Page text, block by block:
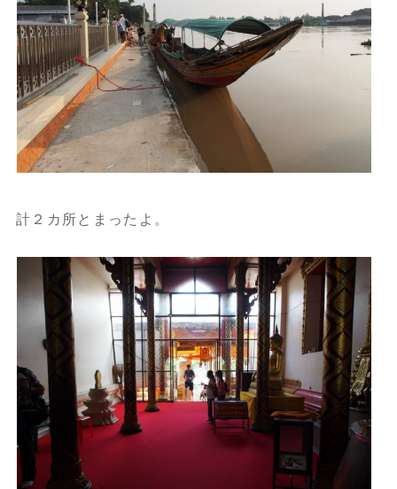
計２カ所とまったよ。